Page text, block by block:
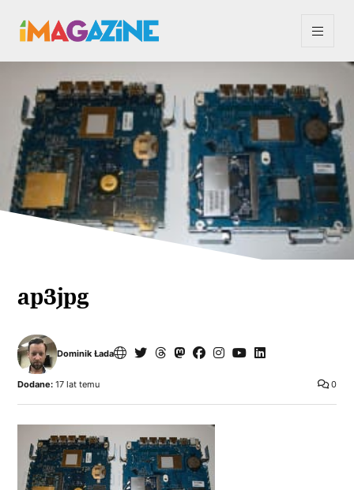
ap3jpg
Dominik Łada
0
Dodane: 17 lat temu